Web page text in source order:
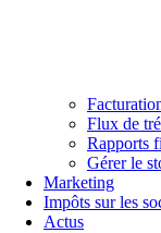
Flux de
Rapports
Gérer le
Marketing
Impôts sur les
Actus